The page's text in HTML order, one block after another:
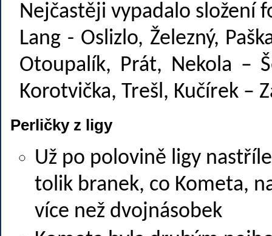
Nejčastěji vypadalo složení
Lang - Oslizlo, Železný,
Otoupalík, Prát, Nekola –
Korotvička, Trešl, Kučírek –
Perličky z ligy
Už po polovině ligy
tolik branek, co Kometa,
více než dvojnásobek